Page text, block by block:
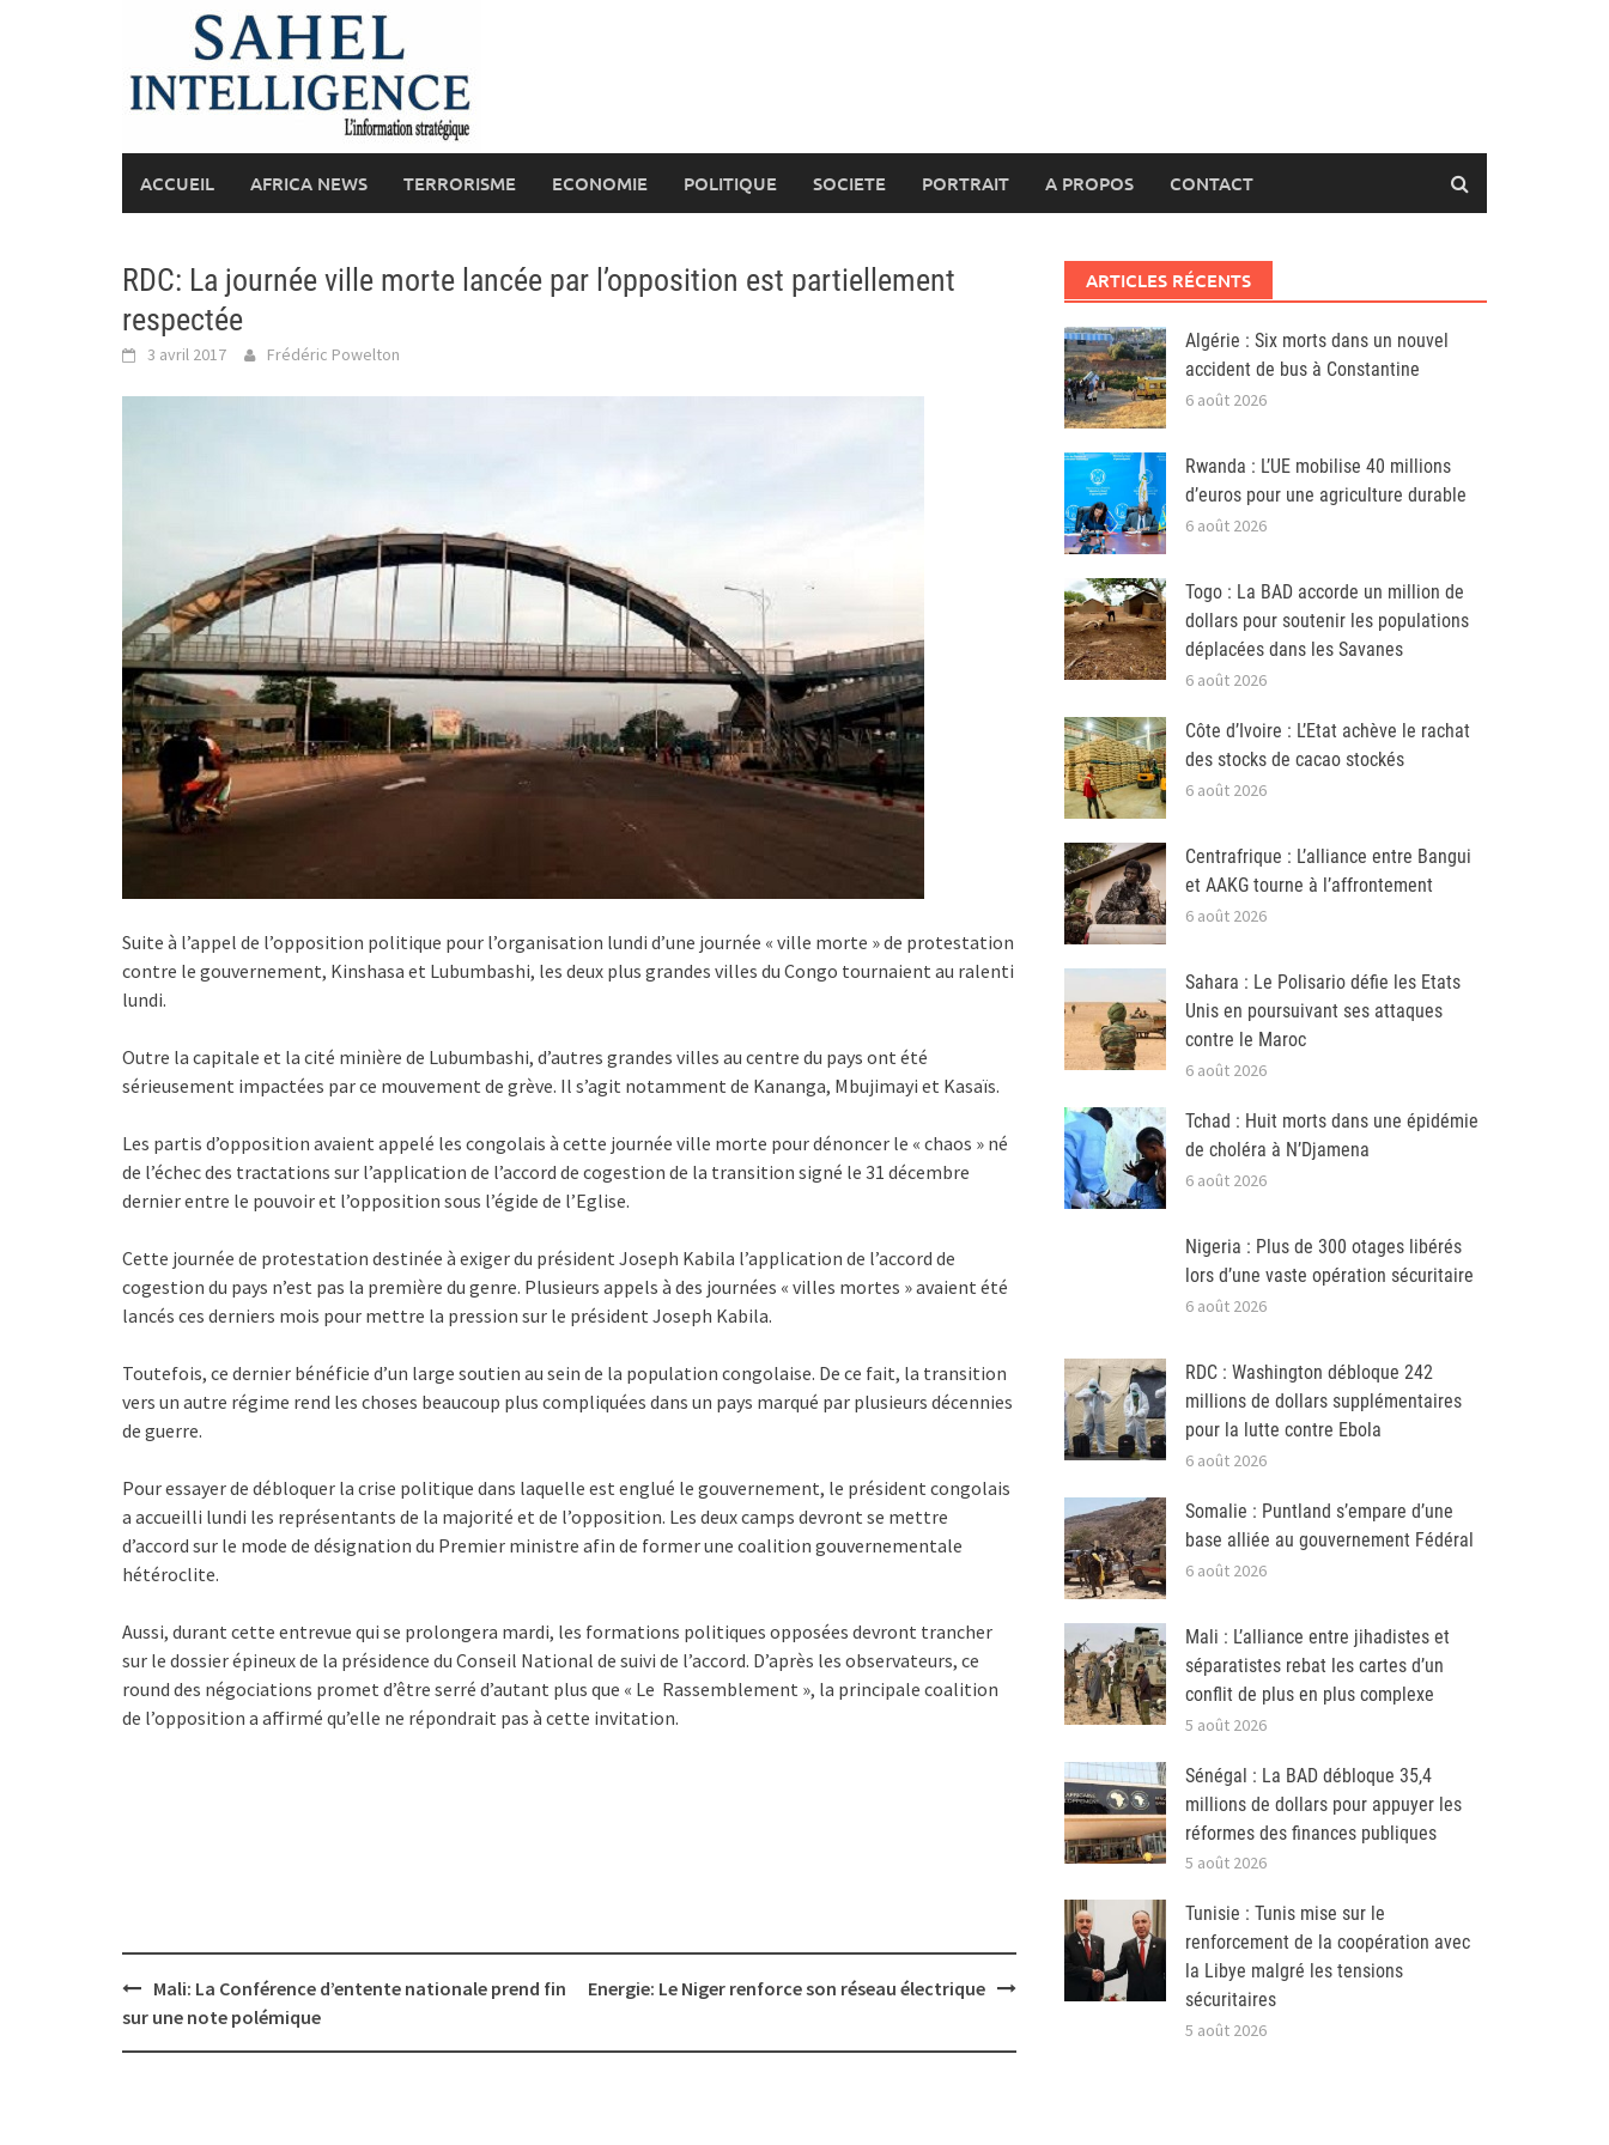
ACCUEIL AFRICA NEWS TERRORISME ECONOMIE POLITIQUE SOCIETE PORTRAIT A PROPOS CONTACT
RDC: La journée ville morte lancée par l’opposition est partiellement
respectée
3 avril 2017 Frédéric Powelton
Suite à l’appel de l’opposition politique pour l’organisation lundi d’une journée « ville morte » de protestation
contre le gouvernement, Kinshasa et Lubumbashi, les deux plus grandes villes du Congo tournaient au ralenti
lundi.
Outre la capitale et la cité minière de Lubumbashi, d’autres grandes villes au centre du pays ont été
sérieusement impactées par ce mouvement de grève. Il s’agit notamment de Kananga, Mbujimayi et Kasaïs.
Les partis d’opposition avaient appelé les congolais à cette journée ville morte pour dénoncer le « chaos » né
de l’échec des tractations sur l’application de l’accord de cogestion de la transition signé le 31 décembre
dernier entre le pouvoir et l’opposition sous l’égide de l’Eglise.
Cette journée de protestation destinée à exiger du président Joseph Kabila l’application de l’accord de
cogestion du pays n’est pas la première du genre. Plusieurs appels à des journées « villes mortes » avaient été
lancés ces derniers mois pour mettre la pression sur le président Joseph Kabila.
Toutefois, ce dernier bénéficie d’un large soutien au sein de la population congolaise. De ce fait, la transition
vers un autre régime rend les choses beaucoup plus compliquées dans un pays marqué par plusieurs décennies
de guerre.
Pour essayer de débloquer la crise politique dans laquelle est englué le gouvernement, le président congolais
a accueilli lundi les représentants de la majorité et de l’opposition. Les deux camps devront se mettre
d’accord sur le mode de désignation du Premier ministre afin de former une coalition gouvernementale
hétéroclite.
Aussi, durant cette entrevue qui se prolongera mardi, les formations politiques opposées devront trancher
sur le dossier épineux de la présidence du Conseil National de suivi de l’accord. D’après les observateurs, ce
round des négociations promet d’être serré d’autant plus que « Le Rassemblement », la principale coalition
de l’opposition a affirmé qu’elle ne répondrait pas à cette invitation.
Post
navigation
Mali: La Conférence d’entente nationale prend fin
sur une note polémique
Energie: Le Niger renforce son réseau électrique
ARTICLES RÉCENTS
Algérie : Six morts dans un nouvel
accident de bus à Constantine
6 août 2026
Rwanda : L’UE mobilise 40 millions
d’euros pour une agriculture durable
6 août 2026
Togo : La BAD accorde un million de
dollars pour soutenir les populations
déplacées dans les Savanes
6 août 2026
Côte d’Ivoire : L’Etat achève le rachat
des stocks de cacao stockés
6 août 2026
Centrafrique : L’alliance entre Bangui
et AAKG tourne à l’affrontement
6 août 2026
Sahara : Le Polisario défie les Etats
Unis en poursuivant ses attaques
contre le Maroc
6 août 2026
Tchad : Huit morts dans une épidémie
de choléra à N’Djamena
6 août 2026
Nigeria : Plus de 300 otages libérés
lors d’une vaste opération sécuritaire
6 août 2026
RDC : Washington débloque 242
millions de dollars supplémentaires
pour la lutte contre Ebola
6 août 2026
Somalie : Puntland s’empare d’une
base alliée au gouvernement Fédéral
6 août 2026
Mali : L’alliance entre jihadistes et
séparatistes rebat les cartes d’un
conflit de plus en plus complexe
5 août 2026
Sénégal : La BAD débloque 35,4
millions de dollars pour appuyer les
réformes des finances publiques
5 août 2026
Tunisie : Tunis mise sur le
renforcement de la coopération avec
la Libye malgré les tensions
sécuritaires
5 août 2026